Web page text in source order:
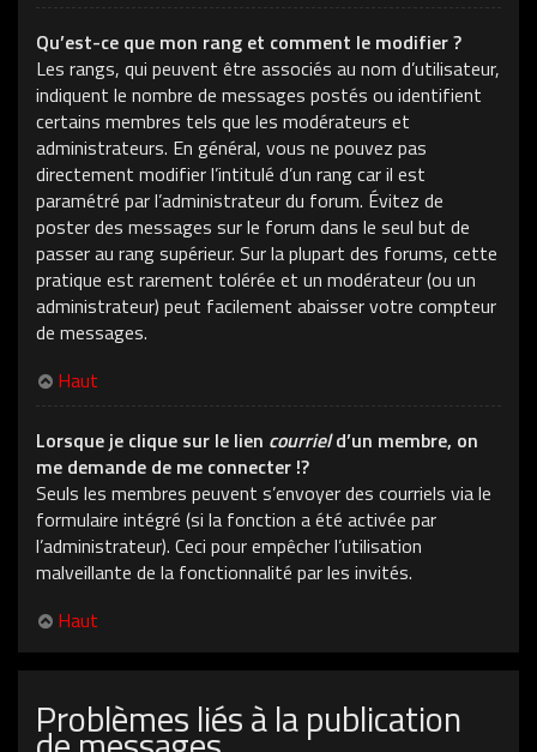
Qu’est-ce que mon rang et comment le modifier ?
Les rangs, qui peuvent être associés au nom d’utilisateur,
indiquent le nombre de messages postés ou identifient
certains membres tels que les modérateurs et
administrateurs. En général, vous ne pouvez pas
directement modifier l’intitulé d’un rang car il est
paramétré par l’administrateur du forum. Évitez de
poster des messages sur le forum dans le seul but de
passer au rang supérieur. Sur la plupart des forums, cette
pratique est rarement tolérée et un modérateur (ou un
administrateur) peut facilement abaisser votre compteur
de messages.
Haut
Lorsque je clique sur le lien courrield’un membre, on
me demande de me connecter !?
Seuls les membres peuvent s’envoyer des courriels via le
formulaire intégré (si la fonction a été activée par
l’administrateur). Ceci pour empêcher l’utilisation
malveillante de la fonctionnalité par les invités.
Haut
Problèmes liés à la publication